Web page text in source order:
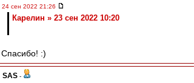
24 сен 2022 21:26
Карелин » 23 сен 2022 10:20
Спасибо! :)
SAS -